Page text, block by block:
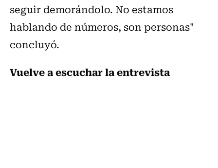
seguir demorándolo. No estamos
hablando de números, son personas"
concluyó.
Vuelve a escuchar la entrevista